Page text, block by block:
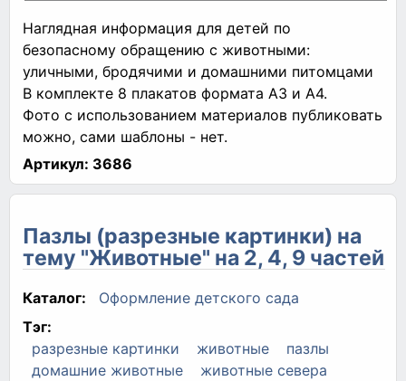
Наглядная информация для детей по
безопасному обращению с животными:
уличными, бродячими и домашними питомцами
В комплекте 8 плакатов формата А3 и А4.
Фото с использованием материалов публиковать
можно, сами шаблоны - нет.
Артикул: 3686
Пазлы (разрезные картинки) на
тему "Животные" на 2, 4, 9 частей
Каталог:
Оформление детского сада
Тэг:
разрезные картинки
животные
пазлы
домашние животные
животные севера